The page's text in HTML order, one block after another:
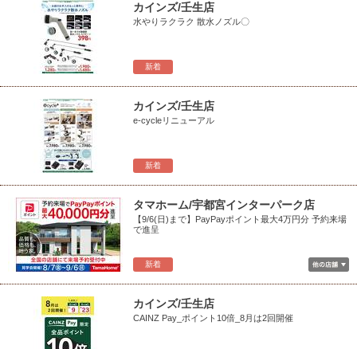
新着
カインズ/壬生店
水やりラクラク 散水ノズル〇
新着
カインズ/壬生店
e-cycleリニューアル
新着
タマホーム/宇都宮インターパーク店
【9/6(日)まで】PayPayポイント最大4万円分 予約来場
で進呈
カインズ/壬生店
CAINZ Pay_ポイント10倍_8月は2回開催